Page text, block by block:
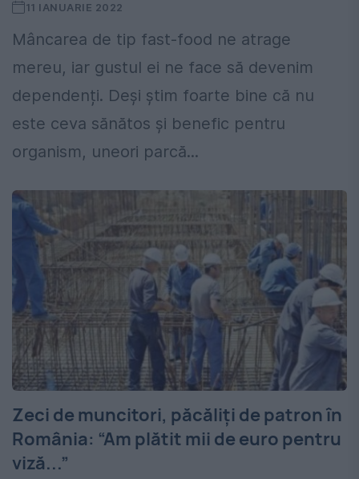
11 IANUARIE 2022
Mâncarea de tip fast-food ne atrage
mereu, iar gustul ei ne face să devenim
dependenți. Deși știm foarte bine că nu
este ceva sănătos și benefic pentru
organism, uneori parcă...
Zeci de muncitori, păcăliți de patron în
România: “Am plătit mii de euro pentru
viză...”